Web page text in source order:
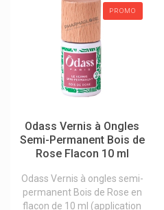
PROMO
Odass Vernis à Ongles
Semi-Permanent Bois de
Rose Flacon 10 ml
Odass Vernis à ongles semi-
permanent Bois de Rose en
flacon de 10 ml (application